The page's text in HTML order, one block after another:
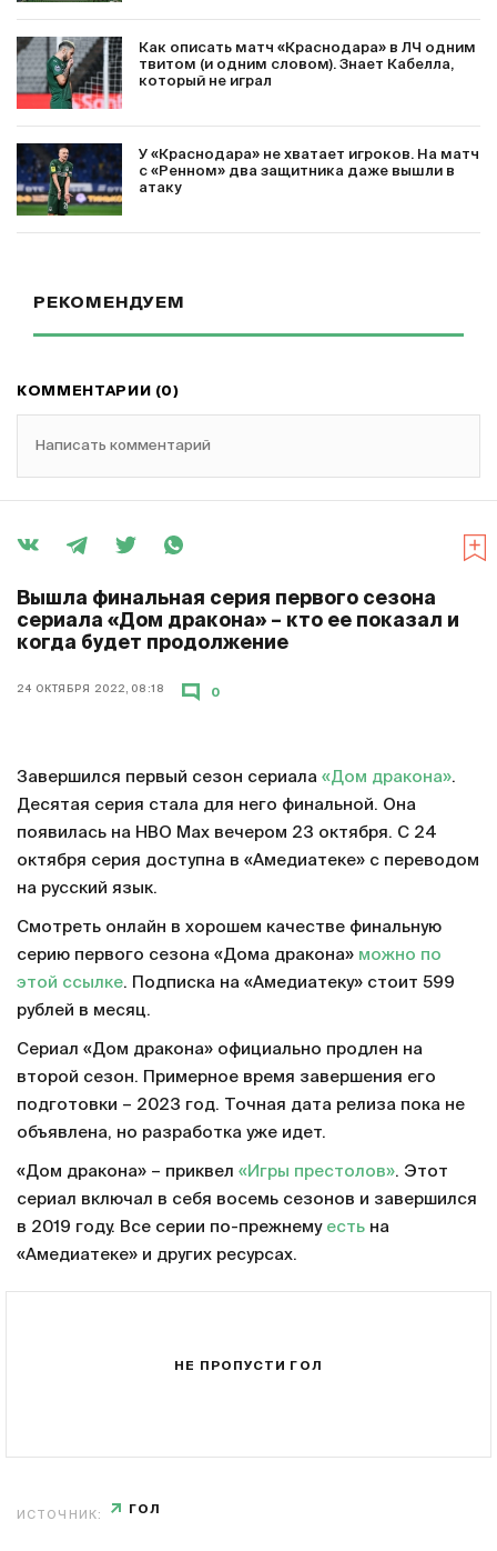
Как описать матч «Краснодара» в ЛЧ одним
твитом (и одним словом). Знает Кабелла,
который не играл
У «Краснодара» не хватает игроков. На матч
с «Ренном» два защитника даже вышли в
атаку
РЕКОМЕНДУЕМ
КОММЕНТАРИИ (0)
Написать комментарий
Вышла финальная серия первого сезона
сериала «Дом дракона» – кто ее показал и
когда будет продолжение
24 ОКТЯБРЯ 2022, 08:18 0
Завершился первый сезон сериала «Дом дракона».
Десятая серия стала для него финальной. Она
появилась на HBO Max вечером 23 октября. С 24
октября серия доступна в «Амедиатеке» с переводом
на русский язык.
Смотреть онлайн в хорошем качестве финальную
серию первого сезона «Дома дракона» можно по
этой ссылке. Подписка на «Амедиатеку» стоит 599
рублей в месяц.
Сериал «Дом дракона» официально продлен на
второй сезон. Примерное время завершения его
подготовки – 2023 год. Точная дата релиза пока не
объявлена, но разработка уже идет.
«Дом дракона» – приквел «Игры престолов». Этот
сериал включал в себя восемь сезонов и завершился
в 2019 году. Все серии по-прежнему есть на
«Амедиатеке» и других ресурсах.
НЕ ПРОПУСТИ ГОЛ
ИСТОЧНИК: ГОЛ